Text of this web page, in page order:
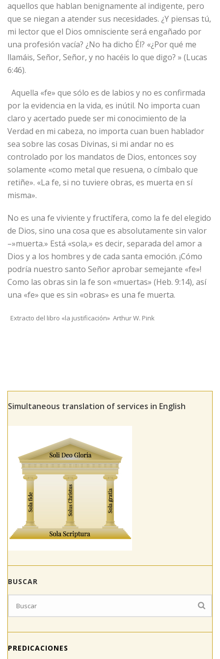
aquellos que hablan benignamente al indigente, pero
que se niegan a atender sus necesidades. ¿Y piensas tú,
mi lector que el Dios omnisciente será engañado por
una profesión vacía? ¿No ha dicho Él? «¿Por qué me
llamáis, Señor, Señor, y no hacéis lo que digo? » (Lucas
6:46).
Aquella «fe» que sólo es de labios y no es confirmada
por la evidencia en la vida, es inútil. No importa cuan
claro y acertado puede ser mi conocimiento de la
Verdad en mi cabeza, no importa cuan buen hablador
sea sobre las cosas Divinas, si mi andar no es
controlado por los mandatos de Dios, entonces soy
solamente «como metal que resuena, o címbalo que
retiñe». «La fe, si no tuviere obras, es muerta en sí
misma».
No es una fe viviente y fructífera, como la fe del elegido
de Dios, sino una cosa que es absolutamente sin valor
–»muerta.» Está «sola,» es decir, separada del amor a
Dios y a los hombres y de cada santa emoción. ¡Cómo
podría nuestro santo Señor aprobar semejante «fe»!
Como las obras sin la fe son «muertas» (Heb. 9:14), así
una «fe» que es sin «obras» es una fe muerta.
​ Extracto del libro «la justificación» Arthur W. Pink
Simultaneous translation of services in English
BUSCAR
PREDICACIONES